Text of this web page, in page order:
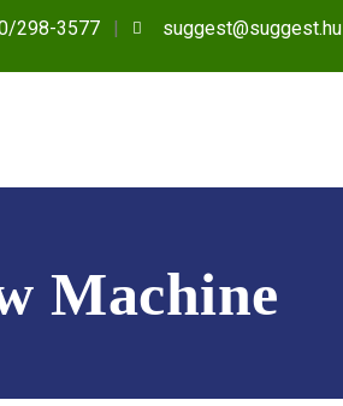
298-3577 suggest@suggest.hu
Machine